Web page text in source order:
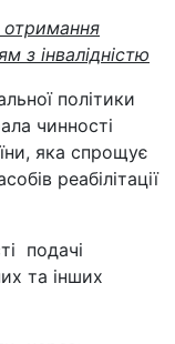
отримання
з інвалідністю
політики
чинності
яка спрощує
реабілітації
подачі
та інших